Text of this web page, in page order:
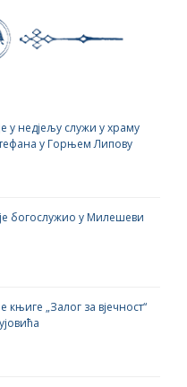
у недјељу служи у храму
у Горњем Липову
богослужио у Милешеви
„Залог за вјечност“